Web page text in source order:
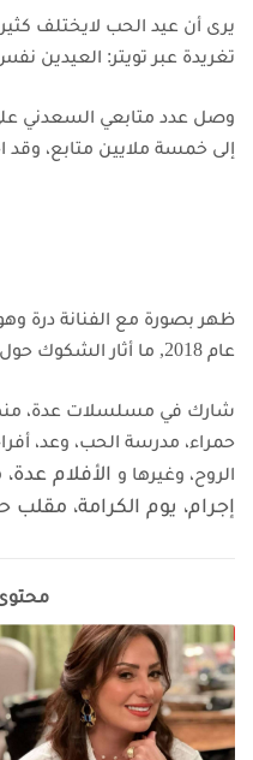
يرى أن عيد الحب لايختلف
تغريدة عبر تويتر:
إلى خمسة ملايين متابع،
ظهر بصورة مع الفنانة درة
عام 2018, ما أثار الشكوك حول وجود علاقة عاطفية بينهما.
شارك في مسلسلات عدة،
حمراء، مدرسة الحب، وعد،
الروح، وغيرها و الأفلام
إجرام، يوم الكرامة، مقلب